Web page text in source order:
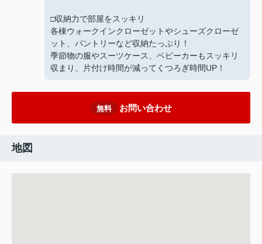
□収納力で部屋をスッキリ
各棟ウォークインクローゼットやシューズクローゼ
ット、パントリーなど収納たっぷり！
季節物の服やスーツケース、ベビーカーもスッキリ
収まり、片付け時間が減ってくつろぎ時間UP！
無料 お問い合わせ
地図